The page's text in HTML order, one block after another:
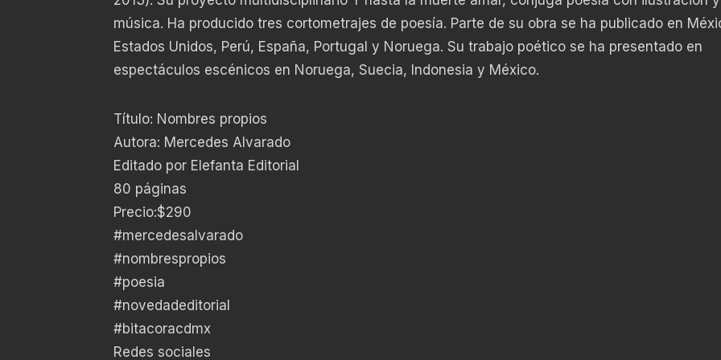
música. Ha producido tres cortometrajes de poesía. Parte de su obra se ha publicado en
Estados Unidos, Perú, España, Portugal y Noruega. Su trabajo poético se ha presentado en
espectáculos escénicos en Noruega, Suecia, Indonesia y México.
Título: Nombres propios
Autora: Mercedes Alvarado
Editado por Elefanta Editorial
80 páginas
Precio:$290
#mercedesalvarado
#nombrespropios
#poesia
#novedadeditorial
#bitacoracdmx
Redes sociales